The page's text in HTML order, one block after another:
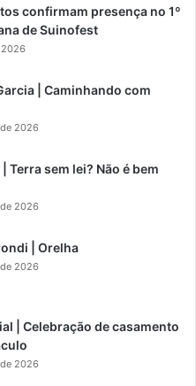
confirmam presença no 1º
de Suinofest
| Caminhando com
2026
Terra sem lei? Não é bem
2026
| Orelha
2026
| Celebração de casamento
2026